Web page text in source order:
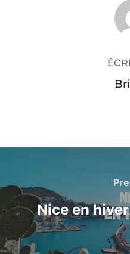
AUTEUR DE
de
l’articleNice en